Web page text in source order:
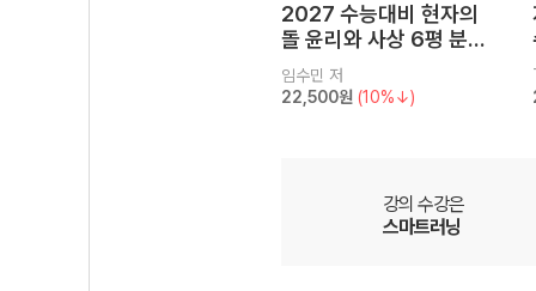
2027 수능대비 현자의
돌 윤리와 사상 6평 분
석서&EBS 수능완성 연
계 N제
임수민 저
22,500원 (10%↓)
강의 수강은
스마트러닝